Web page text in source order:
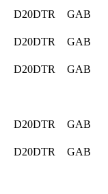
D20DTR GAB
D20DTR GAB
D20DTR
GAB
D20DTR GAB
D20DTR
GAB